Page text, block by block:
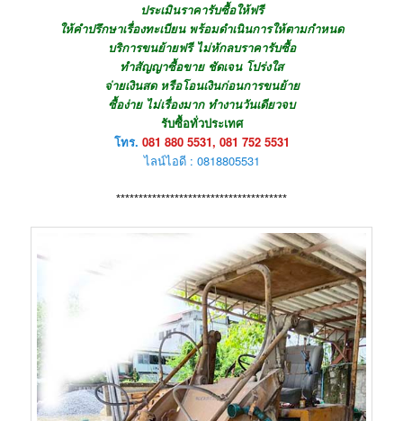
ประเมินราคารับซื้อให้ฟรี
ให้คำปรึกษาเรื่องทะเบียน พร้อมดำเนินการให้ตามกำหนด
บริการขนย้ายฟรี ไม่หักลบราคารับซื้อ
ทำสัญญาซื้อขาย ชัดเจน โปร่งใส
จ่ายเงินสด หรือโอนเงินก่อนการขนย้าย
ซื้อง่าย ไม่เรื่องมาก ทำงานวันเดียวจบ
รับซื้อทั่วประเทศ
โทร. 081 880 5531, 081 752 5531
ไลน์ไอดี : 0818805531
**************************************